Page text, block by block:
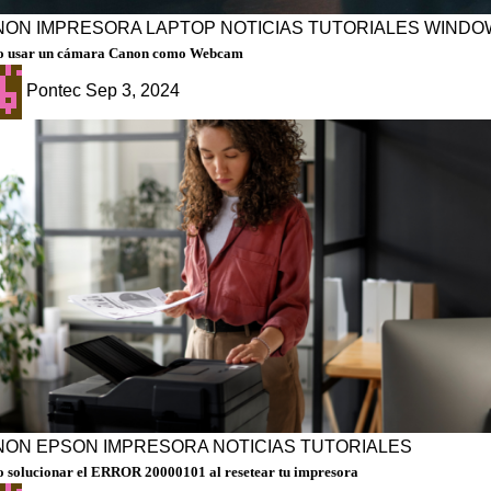
IMPRESORA LAPTOP NOTICIAS TUTORIALES
usar un cámara Canon como Webcam
Pontec Sep 3, 2024
EPSON IMPRESORA NOTICIAS TUTORIALES
solucionar el ERROR 20000101 al resetear tu impresora